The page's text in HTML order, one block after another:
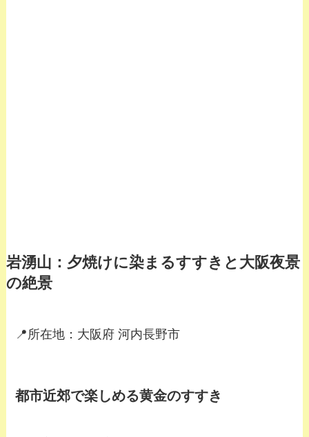
岩湧山：夕焼けに染まるすすきと大阪夜景
の絶景
📍所在地：大阪府 河内長野市
都市近郊で楽しめる黄金のすすき